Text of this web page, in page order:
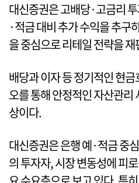
대신증권은 고배당·고금리
·적금 대비 추가 수익을 추구
을 중심으로 리테일 전략을
배당과 이자 등 정기적인 현
오를 통해 안정적인 자산관
상이다.
대신증권은 은행 예·적금 중
의 투자자, 시장 변동성에 피